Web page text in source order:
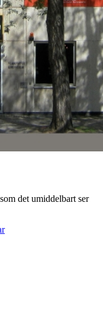
det umiddelbart ser